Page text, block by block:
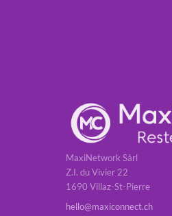
MaxiNetwork Sàrl
Z.I. du Vivier 22
1690 Villaz-St-Pierre
hello@maxiconnect.ch